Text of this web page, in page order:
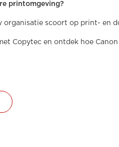
printomgeving?
organisatie scoort op print- en
Copytec en ontdek hoe